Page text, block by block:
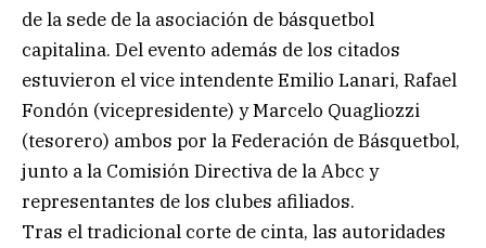
de la sede de la asociación de básquetbol
capitalina. Del evento además de los citados
estuvieron el vice intendente Emilio Lanari, Rafael
Fondón (vicepresidente) y Marcelo Quagliozzi
(tesorero) ambos por la Federación de Básquetbol,
junto a la Comisión Directiva de la Abcc y
representantes de los clubes afiliados.
Tras el tradicional corte de cinta, las autoridades